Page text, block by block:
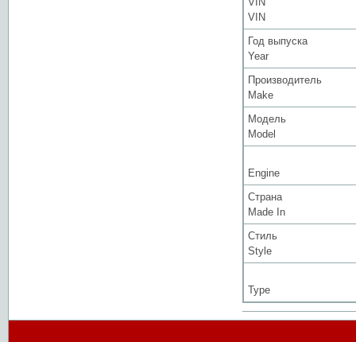
VIN
Год выпуска
Year
Производитель
Make
Модель
Model
Engine
Страна
Made In
Стиль
Style
Type